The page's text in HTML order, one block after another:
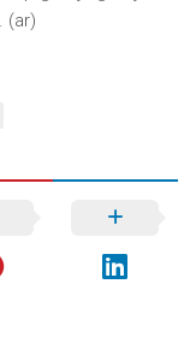
(ar)